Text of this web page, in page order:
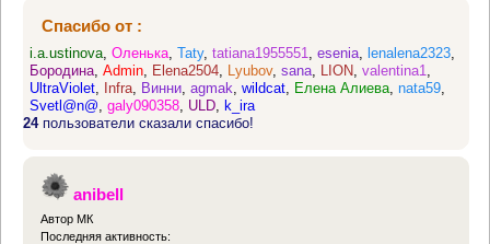
Спасибо от :
i.a.ustinova,Оленька,Taty,tatiana1955551,esenia, lenalena2323,
Бородина,Admin, Elena2504, Lyubov,sana, LION,valentina1,
UltraViolet, Infra, Винни,agmak,wildcat, Елена Алиева,nata59,
Svetl@n@,galy090358, ULD, k_ira
24пользователи сказали спасибо!
anibell
Автор МК
Последняя активность: